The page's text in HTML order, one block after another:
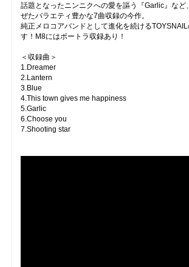
話題となったニンニクへの愛を謳う『Garlic』など
ぜたバラエティ豊かな7曲収録の今作。
純正メロコアバンドとして進化を続けるTOYSNAIL
す！M8にはボートラ収録あり！
＜収録曲＞
1.Dreamer
2.Lantern
3.Blue
4.This town gives me happiness
5.Garlic
6.Choose you
7.Shooting star